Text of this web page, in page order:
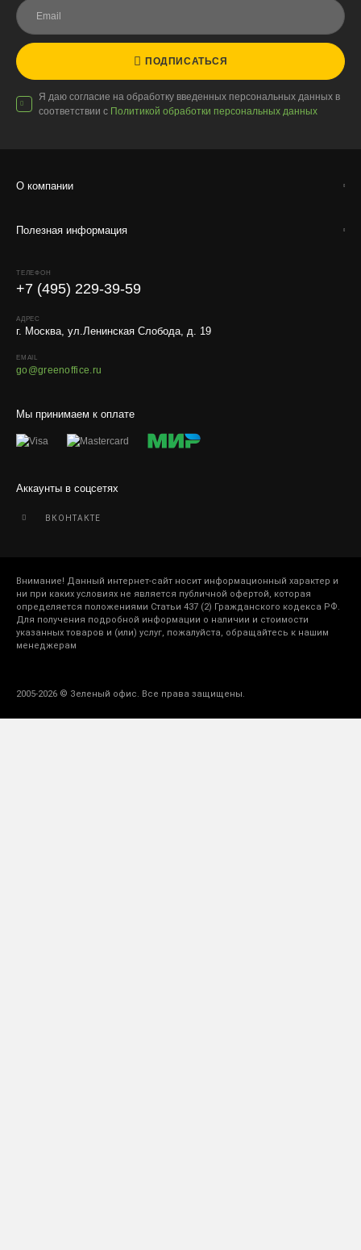
Работаем с любой удобной для вас транспортной
компанией.
В регионы ТК не принимают к перевозке
живые комнатные растения, цветы, удобрения и
грунты.
упаковку и страховку заказа.
ПОДПИСАТЬСЯ
Я даю согласие на обработку введенных персональных данных в
соответствии с Политикой обработки персональных данных
О компании
Полезная информация
Мы принимаем к оплате
Аккаунты в соцсетях
ВКОНТАКТЕ
ТЕЛЕФОН
+7 (495) 229-39-59
АДРЕС
г. Москва, ул.Ленинская Слобода, д. 19
EMAIL
go@greenoffice.ru
Внимание! Данный интернет-сайт носит информационный характер и
ни при каких условиях не является публичной офертой, которая
определяется положениями Статьи 437 (2) Гражданского кодекса РФ.
Для получения подробной информации о наличии и стоимости
указанных товаров и (или) услуг, пожалуйста, обращайтесь к нашим
менеджерам
2005-2026 © Зеленый офис. Все права защищены.